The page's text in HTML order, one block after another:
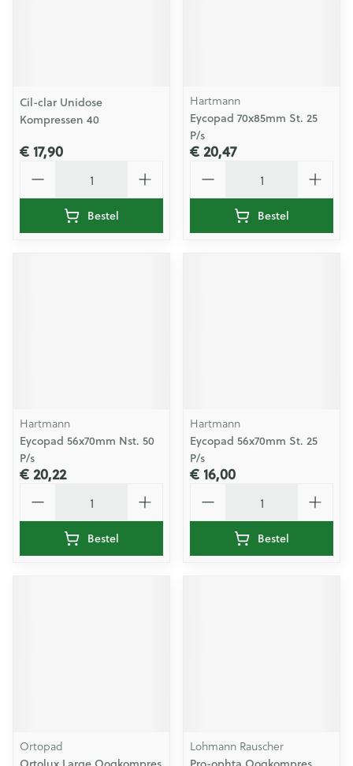
Cil-clar Unidose
Kompressen 40
€ 17,90
Bestel
Hartmann
Eycopad 70x85mm St. 25
P/s
€ 20,47
Bestel
Hartmann
Eycopad 56x70mm Nst. 50
P/s
€ 20,22
Bestel
Hartmann
Eycopad 56x70mm St. 25
P/s
€ 16,00
Bestel
Ortopad Lohmann Rauscher